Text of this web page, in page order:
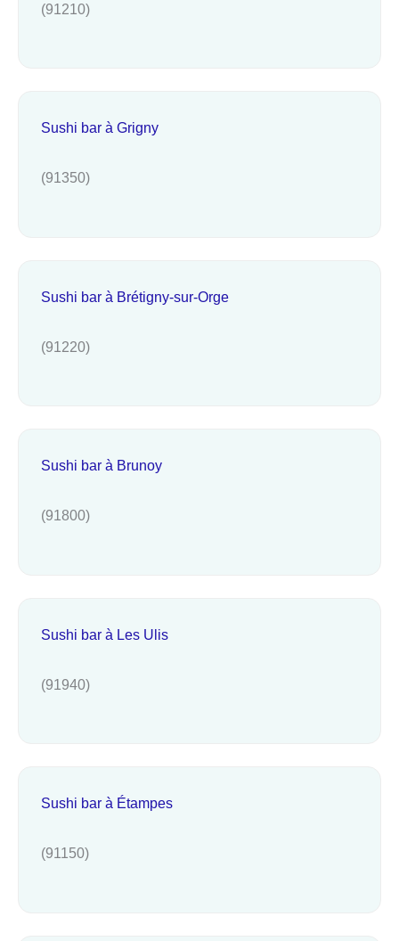
(91210)
Sushi bar à Grigny
(91350)
Sushi bar à Brétigny-sur-Orge
(91220)
Sushi bar à Brunoy
(91800)
Sushi bar à Les Ulis
(91940)
Sushi bar à Étampes
(91150)